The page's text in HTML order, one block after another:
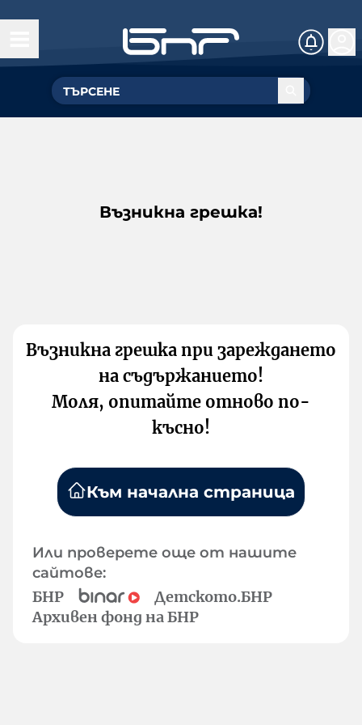
Възникна грешка!
Възникна грешка при зареждането
на съдържанието!
Моля, опитайте отново по-
късно!
Към начална страница
Или проверете още от нашите
сайтове:
БНР
Детското.БНР
Архивен фонд на БНР